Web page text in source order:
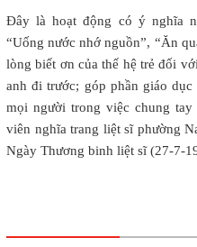
Đây là hoạt động có ý nghĩa
“Uống nước nhớ nguồn”, “Ăn
lòng biết ơn của thế hệ trẻ đối
anh đi trước; góp phần giáo
mọi người trong việc chung
viên nghĩa trang liệt sĩ phường
Ngày Thương binh liệt sĩ (27-7-